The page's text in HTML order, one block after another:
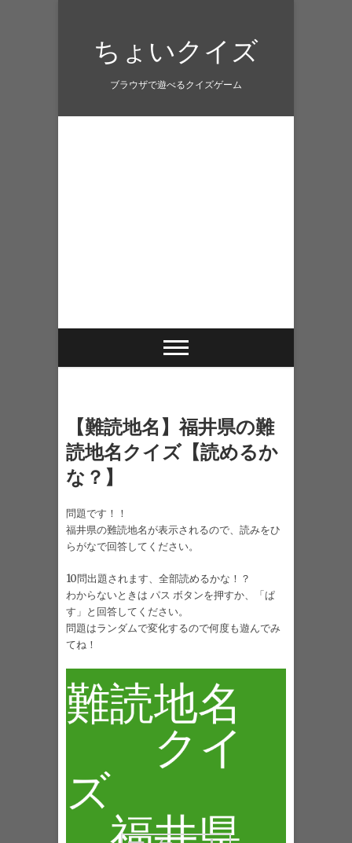
ちょいクイズ
ブラウザで遊べるクイズゲーム
【難読地名】福井県の難
読地名クイズ【読めるか
な？】
問題です！！
福井県の難読地名が表示されるので、読みをひ
らがなで回答してください。
10問出題されます、全部読めるかな！？
わからないときは パス ボタンを押すか、「ぱ
す」と回答してください。
問題はランダムで変化するので何度も遊んでみ
てね！